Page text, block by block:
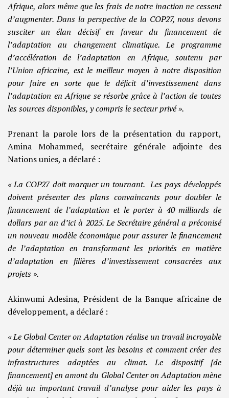
Afrique, alors même que les frais de notre inaction ne cessent
d’augmenter. Dans la perspective de la COP27, nous devons
susciter un élan décisif en faveur du financement de
l’adaptation au changement climatique. Le programme
d’accélération de l’adaptation en Afrique, soutenu par
l’Union africaine, est le meilleur moyen à notre disposition
pour faire en sorte que le déficit d’investissement dans
l’adaptation en Afrique se résorbe grâce à l’action de toutes
les sources disponibles, y compris le secteur privé ».
Prenant la parole lors de la présentation du rapport,
Amina Mohammed, secrétaire générale adjointe des
Nations unies, a déclaré :
« La COP27 doit marquer un tournant. Les pays développés
doivent présenter des plans convaincants pour doubler le
financement de l’adaptation et le porter à 40 milliards de
dollars par an d’ici à 2025. Le Secrétaire général a préconisé
un nouveau modèle économique pour assurer le financement
de l’adaptation en transformant les priorités en matière
d’adaptation en filières d’investissement consacrées aux
projets ».
Akinwumi Adesina, Président de la Banque africaine de
développement, a déclaré :
« Le Global Center on Adaptation réalise un travail incroyable
pour déterminer quels sont les besoins et comment créer des
infrastructures adaptées au climat. Le dispositif [de
financement] en amont du Global Center on Adaptation mène
déjà un important travail d’analyse pour aider les pays à